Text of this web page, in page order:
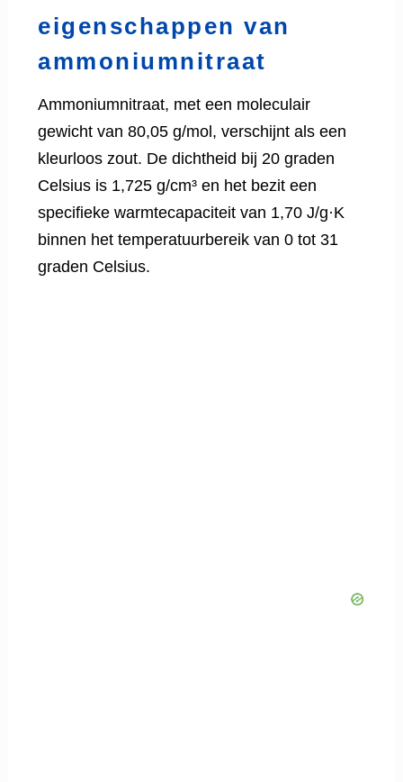
eigenschappen van
ammoniumnitraat
Ammoniumnitraat, met een moleculair
gewicht van 80,05 g/mol, verschijnt als een
kleurloos zout. De dichtheid bij 20 graden
Celsius is 1,725 ​​g/cm³ en het bezit een
specifieke warmtecapaciteit van 1,70 J/g·K
binnen het temperatuurbereik van 0 tot 31
graden Celsius.